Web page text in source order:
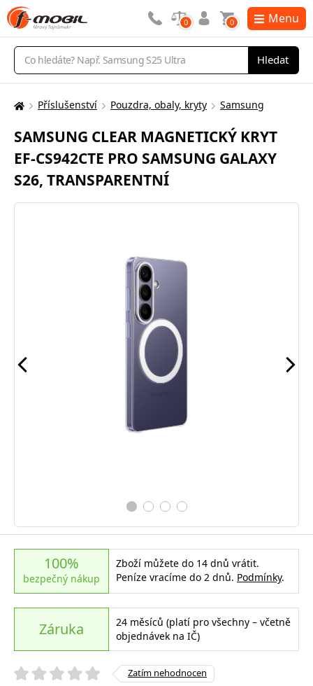
Vyhledávání
Hledat
0 0 Menu
Zde
nacházíte:
Příslušenství Pouzdra, obaly, kryty Samsung
SAMSUNG CLEAR MAGNETICKÝ KRYT
EF-CS942CTE PRO SAMSUNG GALAXY
S26, TRANSPARENTNÍ
100%
bezpečný nákup
Zboží můžete do 14 dnů vrátit.
Peníze vracíme do 2 dnů. Podmínky.
Záruka
24 měsíců (platí pro všechny – včetně
objednávek na IČ)
Zatím nehodnocen